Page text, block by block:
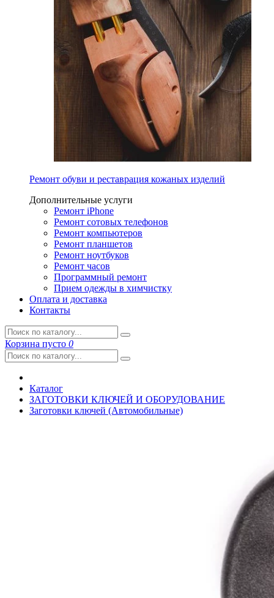
Ремонт обуви и реставрация кожаных изделий
Дополнительные услуги
Ремонт iPhone
Ремонт сотовых телефонов
Ремонт компьютеров
Ремонт планшетов
Ремонт ноутбуков
Ремонт часов
Программный ремонт
Прием одежды в химчистку
Оплата и доставка
Контакты
Корзина пусто 0
Каталог
ЗАГОТОВКИ КЛЮЧЕЙ И ОБОРУДОВАНИЕ
Заготовки ключей (Автомобильные)